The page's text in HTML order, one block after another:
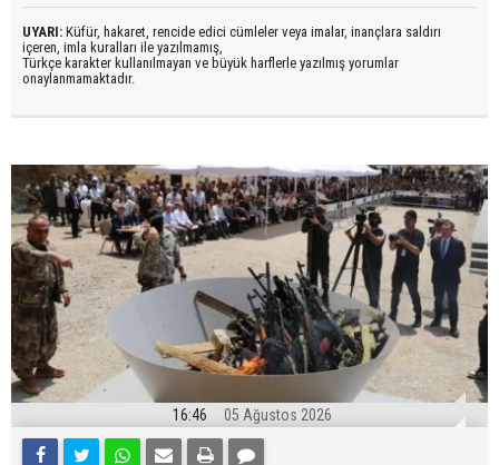
UYARI: Küfür, hakaret, rencide edici cümleler veya imalar, inançlara saldırı
içeren, imla kuralları ile yazılmamış,
Türkçe karakter kullanılmayan ve büyük harflerle yazılmış yorumlar
onaylanmamaktadır.
16:46 05 Ağustos 2026